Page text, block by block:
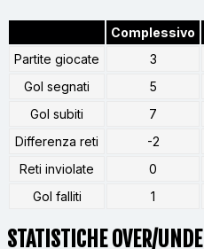
Complessivo
Partite giocate
3
Gol segnati
5
Gol subiti
7
Differenza reti
-2
Reti inviolate
0
Gol falliti
1
STATISTICHE OVER/